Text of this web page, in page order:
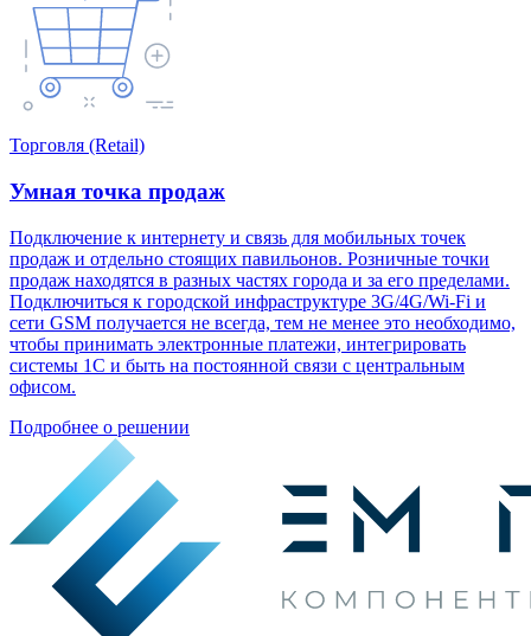
Торговля (Retail)
Умная точка продаж
Подключение к интернету и связь для мобильных точек
продаж и отдельно стоящих павильонов. Розничные точки
продаж находятся в разных частях города и за его пределами.
Подключиться к городской инфраструктуре 3G/4G/Wi-Fi и
сети GSM получается не всегда, тем не менее это необходимо,
чтобы принимать электронные платежи, интегрировать
системы 1С и быть на постоянной связи с центральным
офисом.
Подробнее о решении